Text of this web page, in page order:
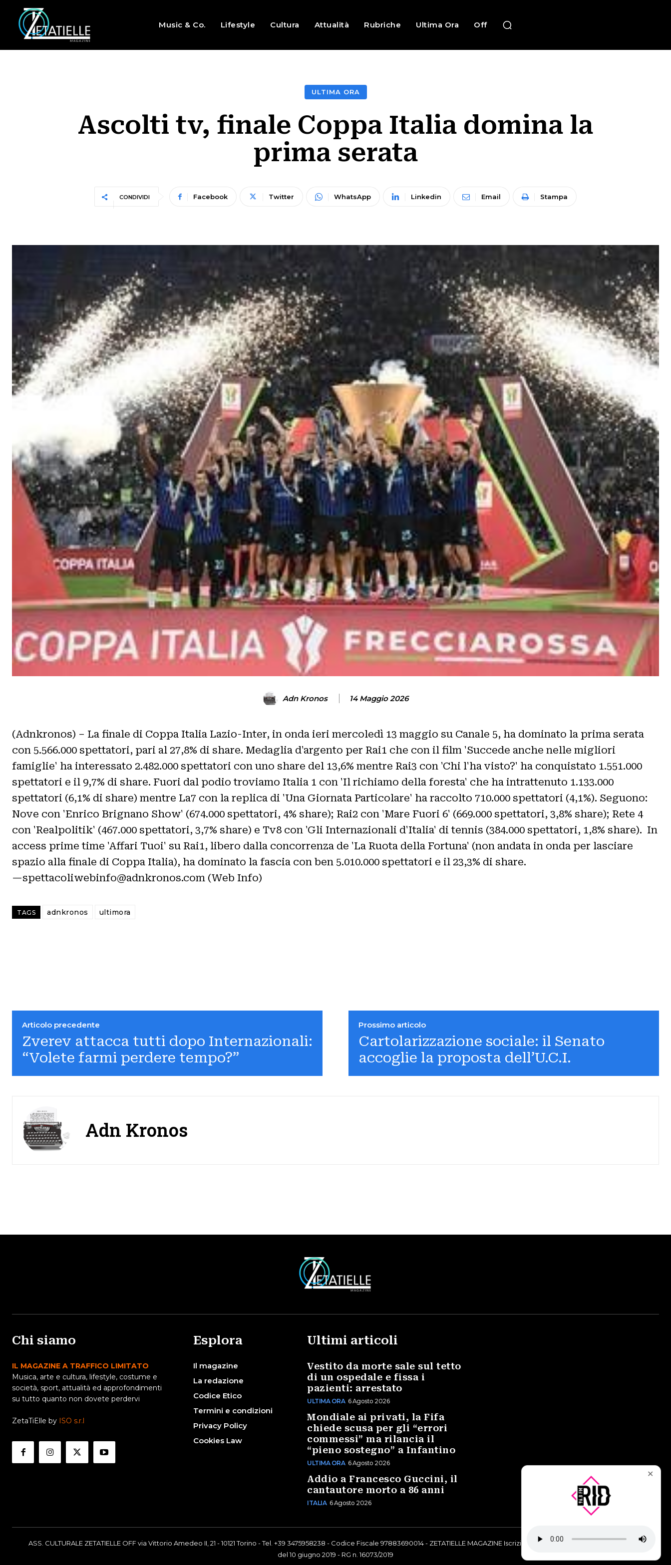
Music & Co. Lifestyle Cultura Attualità Rubriche Ultima Ora Off
ULTIMA ORA
Ascolti tv, finale Coppa Italia domina la
prima serata
CONDIVIDI Facebook Twitter WhatsApp Linkedin Email Stampa
Adn Kronos 14 Maggio 2026
(Adnkronos) – La finale di Coppa Italia Lazio-Inter, in onda ieri mercoledì 13 maggio su Canale 5, ha dominato la prima serata
con 5.566.000 spettatori, pari al 27,8% di share. Medaglia d'argento per Rai1 che con il film 'Succede anche nelle migliori
famiglie' ha interessato 2.482.000 spettatori con uno share del 13,6% mentre Rai3 con 'Chi l'ha visto?' ha conquistato 1.551.000
spettatori e il 9,7% di share. Fuori dal podio troviamo Italia 1 con 'Il richiamo della foresta' che ha intrattenuto 1.133.000
spettatori (6,1% di share) mentre La7 con la replica di 'Una Giornata Particolare' ha raccolto 710.000 spettatori (4,1%). Seguono:
Nove con 'Enrico Brignano Show' (674.000 spettatori, 4% share); Rai2 con 'Mare Fuori 6' (669.000 spettatori, 3,8% share); Rete 4
con 'Realpolitik' (467.000 spettatori, 3,7% share) e Tv8 con 'Gli Internazionali d'Italia' di tennis (384.000 spettatori, 1,8% share). In
access prime time 'Affari Tuoi' su Rai1, libero dalla concorrenza de 'La Ruota della Fortuna' (non andata in onda per lasciare
spazio alla finale di Coppa Italia), ha dominato la fascia con ben 5.010.000 spettatori e il 23,3% di share.
—spettacoliwebinfo@adnkronos.com (Web Info)
TAGS adnkronos ultimora
Articolo precedente
Zverev attacca tutti dopo Internazionali:
“Volete farmi perdere tempo?”
Prossimo articolo
Cartolarizzazione sociale: il Senato
accoglie la proposta dell’U.C.I.
Adn Kronos
Chi siamo
IL MAGAZINE A TRAFFICO LIMITATO
Musica, arte e cultura, lifestyle, costume e
società, sport, attualità ed approfondimenti
su tutto quanto non dovete perdervi
ZetaTiElle by ISO s.r.l
Esplora
Il magazine
La redazione
Codice Etico
Termini e condizioni
Privacy Policy
Cookies Law
Ultimi articoli
Vestito da morte sale sul tetto
di un ospedale e fissa i
pazienti: arrestato
ULTIMA ORA 6 Agosto 2026
Mondiale ai privati, la Fifa
chiede scusa per gli “errori
commessi” ma rilancia il
“pieno sostegno” a Infantino
ULTIMA ORA 6 Agosto 2026
Addio a Francesco Guccini, il
cantautore morto a 86 anni
ITALIA 6 Agosto 2026
ASS. CULTURALE ZETATIELLE OFF via Vittorio Amedeo II, 21 - 10121 Torino - Tel. +39 3475958238 - Codice Fiscale 97883690014 - ZETATIELLE MAGAZINE Iscrizione al Tribunale di Torino n° 9748/2019
del 10 giugno 2019 - RG n. 16073/2019
✕